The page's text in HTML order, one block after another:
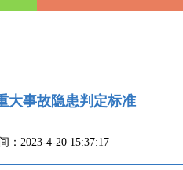
大事故隐患判定标准
：2023-4-20 15:37:17